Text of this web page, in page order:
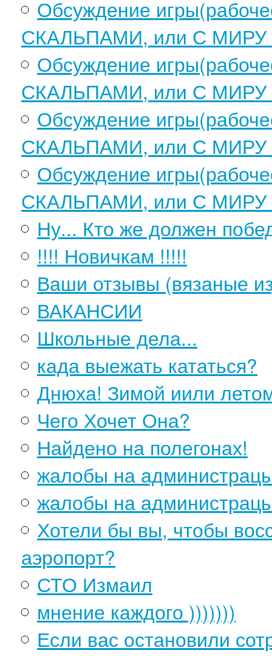
Обсуждение
СКАЛЬПАМИ, или С МИРУ
Обсуждение
СКАЛЬПАМИ, или С МИРУ
Обсуждение
СКАЛЬПАМИ, или С МИРУ
Обсуждение
СКАЛЬПАМИ, или С МИРУ
Ну... Кто же должен
!!!! Новичкам !!!!!
Ваши отзывы (вязаные
ВАКАНСИИ
Школьные дела...
када выежать кататься?
Днюха! Зимой иили
Чего Хочет Она?
Найдено на полегонах!
жалобы на
жалобы на
Хотели бы вы, чтобы
аэропорт?
СТО Измаил
мнение каждого )))))))
Если вас остановили